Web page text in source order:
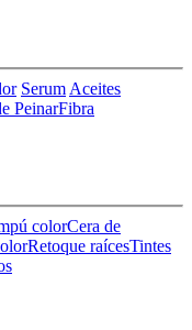
Serum Aceites
PeinarFibra
colorCera de
Retoque raícesTintes